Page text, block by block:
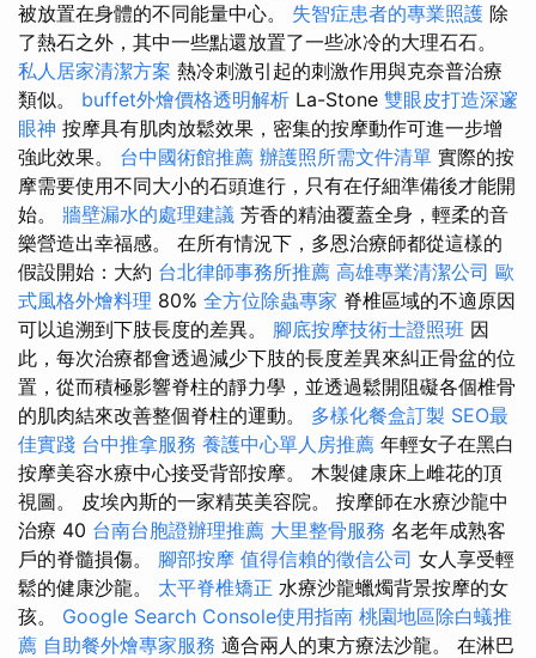
被放置在身體的不同能量中心。 失智症患者的專業照護 除
了熱石之外，其中一些點還放置了一些冰冷的大理石石。
私人居家清潔方案 熱冷刺激引起的刺激作用與克奈普治療
類似。 buffet外燴價格透明解析 La-Stone 雙眼皮打造深邃
眼神 按摩具有肌肉放鬆效果，密集的按摩動作可進一步增
強此效果。 台中國術館推薦 辦護照所需文件清單 實際的按
摩需要使用不同大小的石頭進行，只有在仔細準備後才能開
始。 牆壁漏水的處理建議 芳香的精油覆蓋全身，輕柔的音
樂營造出幸福感。 在所有情況下，多恩治療師都從這樣的
假設開始：大約 台北律師事務所推薦 高雄專業清潔公司 歐
式風格外燴料理 80% 全方位除蟲專家 脊椎區域的不適原因
可以追溯到下肢長度的差異。 腳底按摩技術士證照班 因
此，每次治療都會透過減少下肢的長度差異來糾正骨盆的位
置，從而積極影響脊柱的靜力學，並透過鬆開阻礙各個椎骨
的肌肉結來改善整個脊柱的運動。 多樣化餐盒訂製 SEO最
佳實踐 台中推拿服務 養護中心單人房推薦 年輕女子在黑白
按摩美容水療中心接受背部按摩。 木製健康床上雌花的頂
視圖。 皮埃內斯的一家精英美容院。 按摩師在水療沙龍中
治療 40 台南台胞證辦理推薦 大里整骨服務 名老年成熟客
戶的脊髓損傷。 腳部按摩 值得信賴的徵信公司 女人享受輕
鬆的健康沙龍。 太平脊椎矯正 水療沙龍蠟燭背景按摩的女
孩。 Google Search Console使用指南 桃園地區除白蟻推
薦 自助餐外燴專家服務 適合兩人的東方療法沙龍。 在淋巴